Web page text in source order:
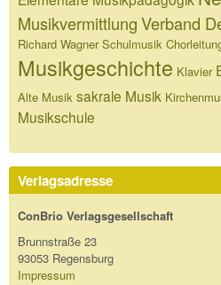
MusikvermittlungVerband
Richard Wagner Schulmusik
Musikgeschichte Klavier
Alte Musik sakrale Musik
Musikschule
Verlagsadresse
ConBrio Verlagsgesellschaft
Brunnstraße 23
93053 Regensburg
Impressum